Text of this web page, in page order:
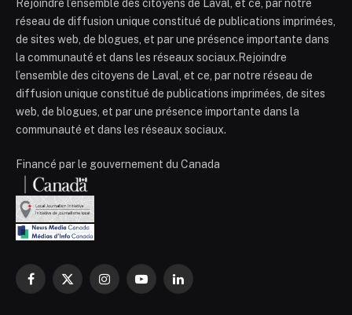
Rejoindre l’ensemble des citoyens de Laval, et ce, par notre
réseau de diffusion unique constitué de publications imprimées,
de sites web, de blogues, et par une présence importante dans
la communauté et dans les réseaux sociaux.Rejoindre
l’ensemble des citoyens de Laval, et ce, par notre réseau de
diffusion unique constitué de publications imprimées, de sites
web, de blogues, et par une présence importante dans la
communauté et dans les réseaux sociaux.
Financé par le gouvernement du Canada
Facebook
X
InstagramYouTubeLinkedIn